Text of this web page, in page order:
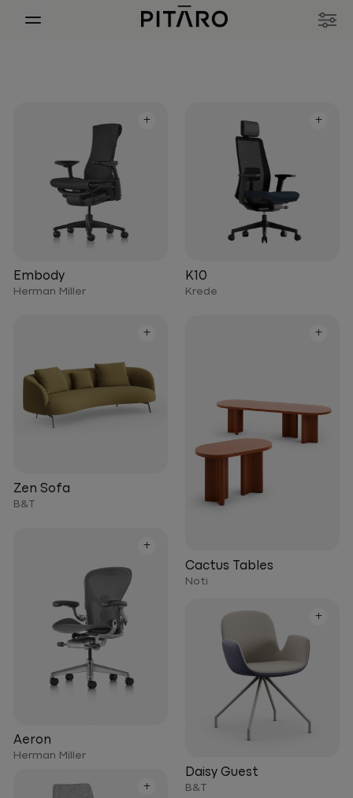
+
K10
Krede
+
Embody
Herman Miller
+
Cactus Tables
Noti
+
Zen Sofa
B&T
+
Aeron
Herman Miller
+
Daisy Guest
B&T
+